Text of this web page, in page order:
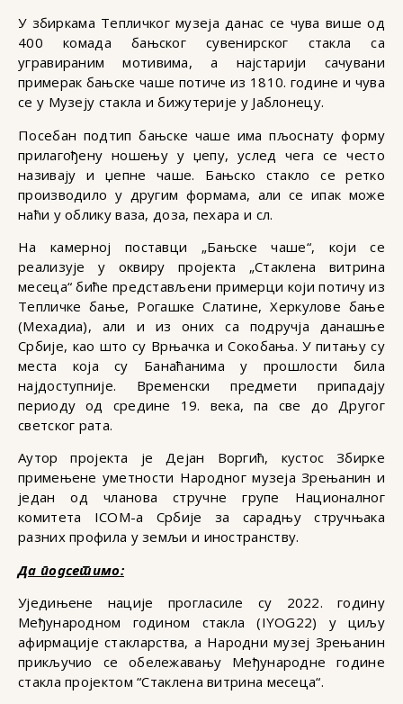
У збиркама Тепличког музеја данас се чува више од
400 комада бањског сувенирског стакла са
угравираним мотивима, а најстарији сачувани
примерак бањске чаше потиче из 1810. године и чува
се у Музеју стакла и бижутерије у Јаблонецу.
Посебан подтип бањске чаше има пљоснату форму
прилагођену ношењу у џепу, услед чега се често
називају и џепне чаше. Бањско стакло се ретко
производило у другим формама, али се ипак може
наћи у облику ваза, доза, пехара и сл.
На камерној поставци „Бањске чаше“, који се
реализује у оквиру пројекта „Стаклена витрина
месеца“ биће представљени примерци који потичу из
Тепличке бање, Рогашке Слатине, Херкулове бање
(Мехадиа), али и из оних са подручја данашње
Србије, као што су Врњачка и Сокобања. У питању су
места која су Банаћанима у прошлости била
најдоступније. Временски предмети припадају
периоду од средине 19. века, па све до Другог
светског рата.
Аутор пројекта је Дејан Воргић, кустос Збирке
примењене уметности Народног музеја Зрењанин и
један од чланова стручне групе Националног
комитета ICOM-а Србије за сарадњу стручњака
разних профила у земљи и иностранству.
Да подсетимо:
Уједињене нације прогласиле су 2022. годину
Међународном годином стакла (IYOG22) у циљу
афирмације стакларства, а Народни музеј Зрењанин
прикључио се обележавању Међународне године
стакла пројектом “Стаклена витрина месеца“.